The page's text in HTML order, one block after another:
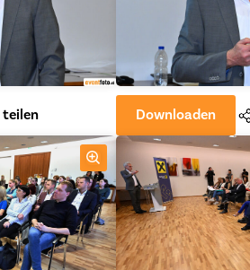
teilen Downloaden